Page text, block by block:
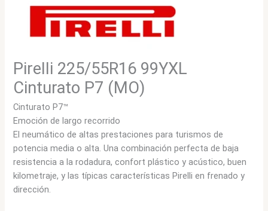
Pirelli 225/55R16 99YXL
Cinturato P7 (MO)
Cinturato P7™
Emoción de largo recorrido
El neumático de altas prestaciones para turismos de
potencia media o alta. Una combinación perfecta de baja
resistencia a la rodadura, confort plástico y acústico, buen
kilometraje, y las típicas características Pirelli en frenado y
dirección.